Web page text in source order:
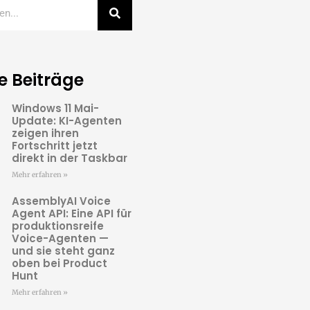
Beiträge
Windows 11 Mai-
Update: KI-Agenten
zeigen ihren
Fortschritt jetzt
direkt in der Taskbar
Mehr erfahren »
AssemblyAI Voice
Agent API: Eine API für
produktionsreife
Voice-Agenten —
und sie steht ganz
oben bei Product
Hunt
Mehr erfahren »